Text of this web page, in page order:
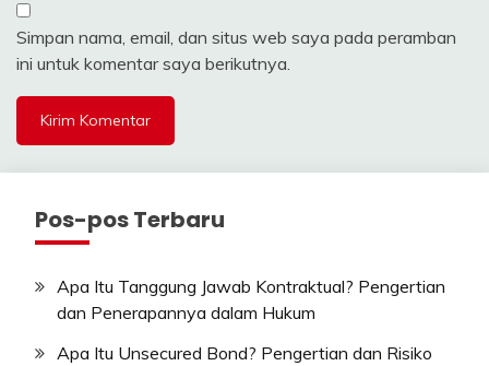
Simpan nama, email, dan situs web saya pada peramban
ini untuk komentar saya berikutnya.
Pos-pos Terbaru
Apa Itu Tanggung Jawab Kontraktual? Pengertian
dan Penerapannya dalam Hukum
Apa Itu Unsecured Bond? Pengertian dan Risiko